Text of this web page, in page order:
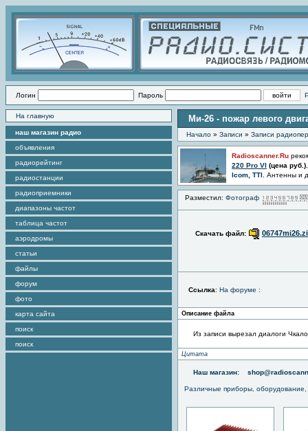
Логин Пароль
На главную
наш магазин радио
объявления
радиорейтинг
радиостанции
радиоприемники
диапазоны частот
таблица частот
аэродромы
статьи
файлы
форум
фото
карта сайта
поиск
поиск
Ми-26 - пожар левого
Начало » Записи » Записи
Radioscanner.Ru
220 Pro VI (цена руб.)
Icom, TTI . Антенны и
Разместил: Фотограф
Скачать файл:
Ссылка: На форуме :
Описание файла
Из записи вырезал диалоги
Цитата
Наш магазин:
Различные приборы,